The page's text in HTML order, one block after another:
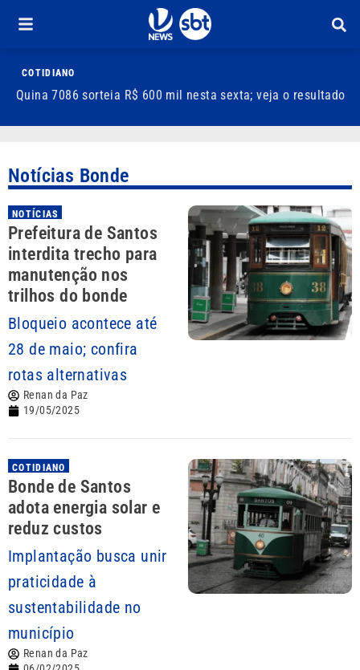
COTIDIANO
Quina 7086 sorteia R$ 600 mil nesta sexta; veja o resultado
Notícias Bonde
NOTÍCIAS
Prefeitura de Santos
interdita trecho para
manutenção nos
trilhos do bonde
Bloqueio acontece até
28 de maio; confira
rotas alternativas
Renan da Paz
19/05/2025
COTIDIANO
Bonde de Santos
adota energia solar e
reduz custos
Implantação busca unir
praticidade à
sustentabilidade no
município
Renan da Paz